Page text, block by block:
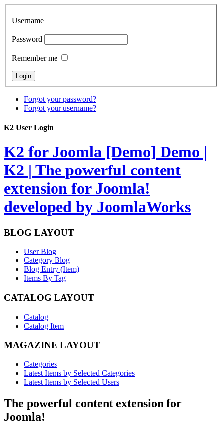
Username
Password
Remember me
Forgot your password?
Forgot your username?
K2 User Login
K2 for Joomla [Demo] Demo |
K2 | The powerful content
extension for Joomla!
developed by JoomlaWorks
BLOG LAYOUT
User Blog
Category Blog
Blog Entry (Item)
Items By Tag
CATALOG LAYOUT
Catalog
Catalog Item
MAGAZINE LAYOUT
Categories
Latest Items by Selected Categories
Latest Items by Selected Users
The powerful content extension for
Joomla!